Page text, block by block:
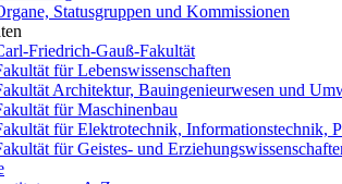
Statusgruppen und Kommissionen
Friedrich-Gauß-Fakultät
für Lebenswissenschaften
Architektur, Bauingenieurwesen und
für Maschinenbau
für Elektrotechnik, Informationstechnik,
für Geistes- und